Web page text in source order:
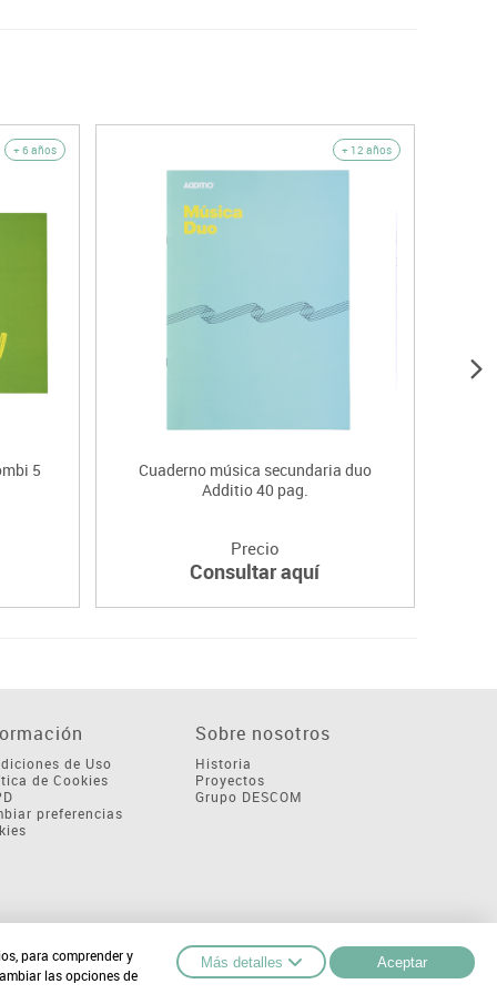
+ 6 años
5
+ 12 años
Cuaderno música secundaria duo
Additio 40 pag.
Precio
Consultar aquí
de Uso
de Cookies
preferencias
Sobre nosotros
Historia
Proyectos
Grupo DESCOM
para comprender y
las opciones de
Más detalles Aceptar